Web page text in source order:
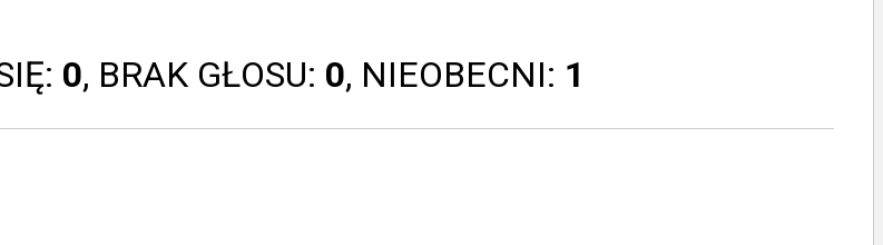
0, BRAK GŁOSU: 0, NIEOBECNI: 1